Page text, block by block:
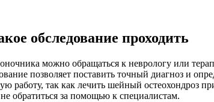
обследование проходить
можно обращаться к неврологу или
позволяет поставить точный диагноз и
работу, так как лечить шейный остеохондроз
обратиться за помощью к специалистам.